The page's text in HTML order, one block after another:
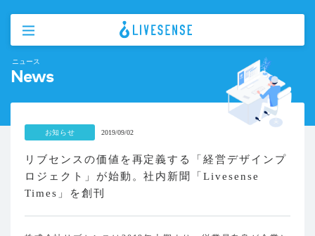
ニュース
News
お知らせ 2019/09/02
リブセンスの価値を再定義する「経営デザインプ
ロジェクト」が始動。社内新聞「Livesense
Times」を創刊